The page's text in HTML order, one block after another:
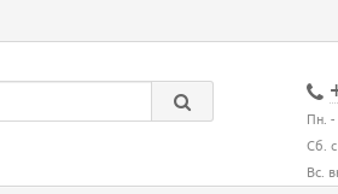
Пн. -
Сб.
Вс.